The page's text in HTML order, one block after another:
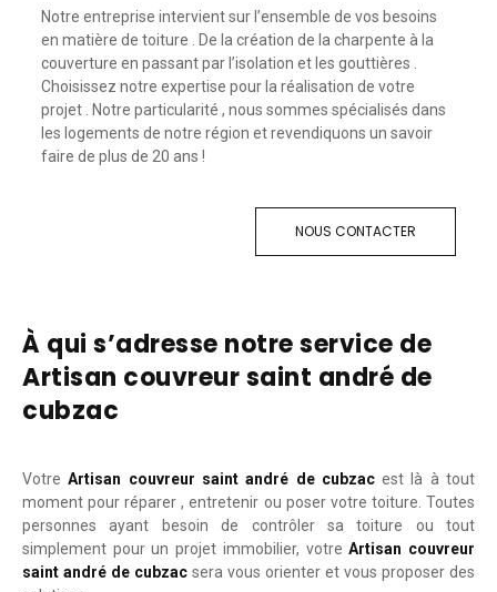
Notre entreprise intervient sur l’ensemble de vos besoins
en matière de toiture . De la création de la charpente à la
couverture en passant par l’isolation et les gouttières .
Choisissez notre expertise pour la réalisation de votre
projet . Notre particularité , nous sommes spécialisés dans
les logements de notre région et revendiquons un savoir
faire de plus de 20 ans !
NOUS CONTACTER
À qui s’adresse notre service de
Artisan couvreur saint andré de
cubzac
VotreArtisan couvreur saint andré de cubzacest là à tout
moment pour réparer , entretenir ou poser votre toiture. Toutes
personnes ayant besoin de contrôler sa toiture ou tout
simplement pour un projet immobilier, votreArtisan couvreur
saint andré de cubzac sera vous orienter et vous proposer des